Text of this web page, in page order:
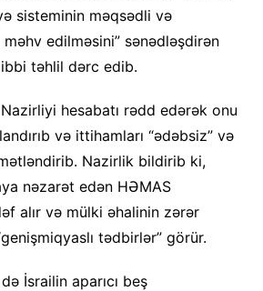
sisteminin məqsədli və
edilməsini” sənədləşdirən
təhlil dərc edib.
hesabatı rədd edərək onu
və ittihamları “ədəbsiz” və
Nazirlik bildirib ki,
nəzarət edən HƏMAS
alır və mülki əhalinin zərər
tədbirlər” görür.
İsrailin aparıcı beş